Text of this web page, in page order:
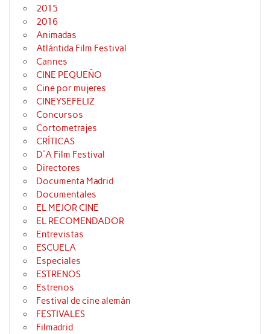
2015
2016
Animadas
Atlántida Film Festival
Cannes
CINE PEQUEÑO
Cine por mujeres
CINEYSEFELIZ
Concursos
Cortometrajes
CRÍTICAS
D'A Film Festival
Directores
Documenta Madrid
Documentales
EL MEJOR CINE
EL RECOMENDADOR
Entrevistas
ESCUELA
Especiales
ESTRENOS
Estrenos
Festival de cine alemán
FESTIVALES
Filmadrid